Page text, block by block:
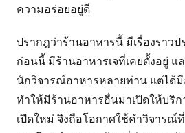
ความอร่อยอยู่ดี
ปรากฎว่าร้านอาหารนี้ มีเรื่องราว
ก่อนนี้ มีร้านอาหารเจที่เคยตั้งอยู่ แ
นักวิจารณ์อาหารหลายท่าน แต่ได้มี
ทำให้มีร้านอาหารอื่นมาเปิดให้บริ
เปิดใหม่ จึงถือโอกาศใช้คำวิจารณ์